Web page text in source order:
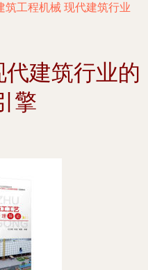
筑工程机械 现代建筑行业
建筑行业的
擎